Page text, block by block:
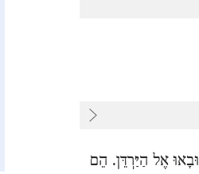
וּבָאוּ אֶל הַיַּרְדֵּן.‏ הֵם